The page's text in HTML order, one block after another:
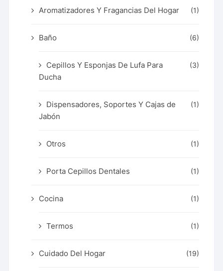
Aromatizadores Y Fragancias Del Hogar (1)
Baño (6)
Cepillos Y Esponjas De Lufa Para
Ducha
(3)
Dispensadores, Soportes Y Cajas de
Jabón
(1)
Otros (1)
Porta Cepillos Dentales (1)
Cocina (1)
Termos (1)
Cuidado Del Hogar (19)